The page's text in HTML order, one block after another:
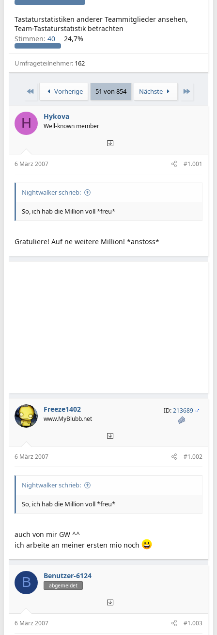
Tastaturstatistiken anderer Teammitglieder ansehen,
Team-Tastaturstatistik betrachten
Stimmen: 40 24,7%
Umfrageteilnehmer 162
Erste Vorherige 51 von 854 Nächste
H Hykova
Well-known member
6 März 2007 #1.001
Nightwalker schrieb:
So, ich hab die Million voll *freu*
Gratuliere! Auf ne weitere Million! *anstoss*
Freeze1402
www.MyBlubb.net
ID:213689
6 März 2007 #1.002
Nightwalker schrieb:
So, ich hab die Million voll *freu*
auch von mir GW ^^
ich arbeite an meiner ersten mio noch
B Benutzer-6124
abgemeldet
6 März 2007 #1.003